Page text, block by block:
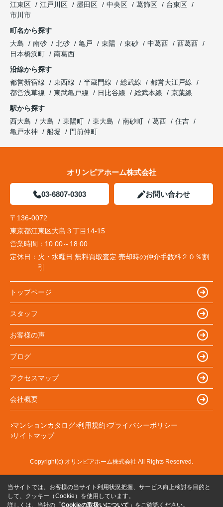
江東区
江戸川区 墨田区 中央区 葛飾区
台東区
市川市
町名から探す
大島
南砂 北砂 亀戸 東陽 東砂 中葛西
西葛西
日本橋浜町
南葛西
沿線から探す
都営新宿線
東西線 半蔵門線 総武線
都営大江戸線
都営浅草線
東武亀戸線 日比谷線 総武本線
京葉線
駅から探す
西大島
大島 東陽町 東大島 南砂町 葛西
住吉
亀戸水神
船堀 門前仲町
オリンピアホーム株式会社
03-6807-0303 お問い合わせ
〒136-0072
東京都江東区大島３丁目14-15
営業時間： 10:00～18:00
定休日： 火・水曜日 無料買取査定 売却時の仲介手数料２０％割
引
トップページ
スタッフ
お客様の声
ブログ
アクセスマップ
会社概要
マンションカタログ 利用規約 プライバシーポリシー
サイトマップ
Copyright(c) オリンピアホーム株式会社 All Rights Reserved.
当サイトでは、お客様の当サイト利用状況把握、サービス向上検討を目的と
して、クッキー（Cookie）を使用しています。
詳しくは、当社の 「Cookieの取扱いについて」 をご確認ください。